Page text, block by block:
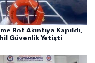
Bot Akıntıya Kapıldı,
Güvenlik Yetişti